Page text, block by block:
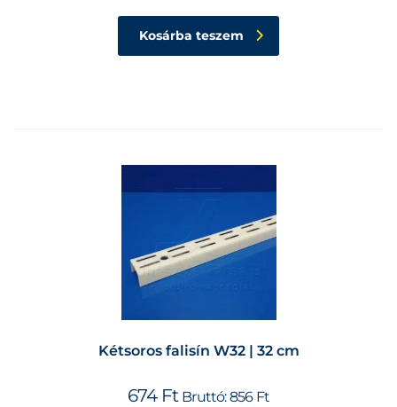
Kosárba teszem
Kétsoros falisín W32 | 32 cm
674 Ft Bruttó:856 Ft